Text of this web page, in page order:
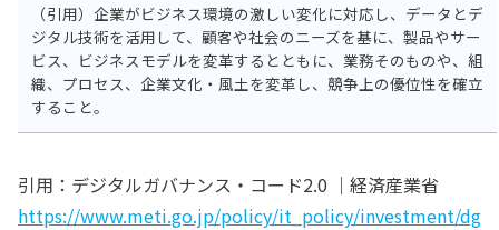
（引用）企業がビジネス環境の激しい変化に対応し、データとデ
ジタル技術を活用して、顧客や社会のニーズを基に、製品やサー
ビス、ビジネスモデルを変革するとともに、業務そのものや、組
織、プロセス、企業文化・風土を変革し、競争上の優位性を確立
すること。
引用：デジタルガバナンス・コード2.0 ｜経済産業省
https://www.meti.go.jp/policy/it_policy/investment/dg